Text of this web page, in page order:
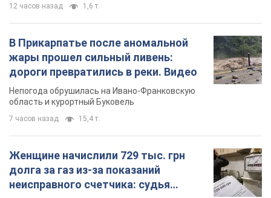
Женщине начислили 729 тыс. грн
долга за газ из-за показаний
неисправного счетчика: судья
вынес неожиданное решение
2 часа назад 30,0 т.